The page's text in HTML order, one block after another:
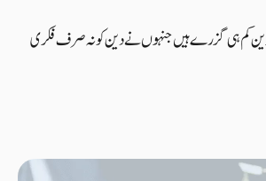
کم ہی گزرے ہیں جنہوں نے دین کو نہ صرف فکری